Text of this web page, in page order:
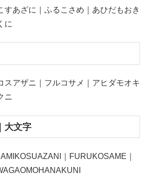
すあざに｜ふるこさめ｜あひだもおき
に
スアザニ｜フルコサメ｜アヒダモオキ
ニ
大文字
｜FURUKOSAME｜